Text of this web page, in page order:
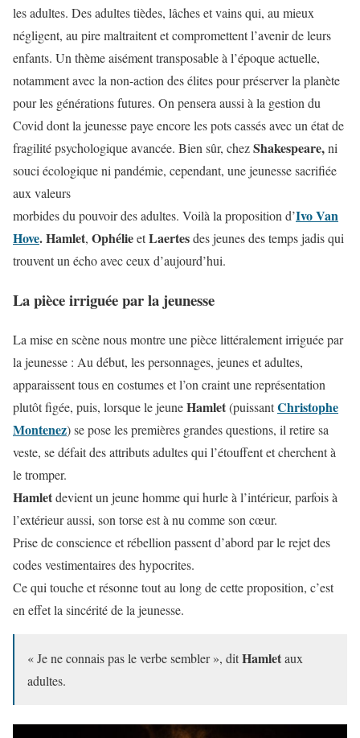
les adultes. Des adultes tièdes, lâches et vains qui, au mieux
négligent, au pire maltraitent et compromettent l’avenir de leurs
enfants. Un thème aisément transposable à l’époque actuelle,
notamment avec la non-action des élites pour préserver la planète
pour les générations futures. On pensera aussi à la gestion du
Covid dont la jeunesse paye encore les pots cassés avec un état de
fragilité psychologique avancée. Bien sûr, chezShakespeare,ni
souci écologique ni pandémie, cependant, une jeunesse sacrifiée
aux valeurs
morbides du pouvoir des adultes. Voilà la proposition d’Ivo Van
Hove. Hamlet, OphélieetLaertesdes jeunes des temps jadis qui
trouvent un écho avec ceux d’aujourd’hui.
La pièce irriguée par la jeunesse
La mise en scène nous montre une pièce littéralement irriguée par
la jeunesse : Au début, les personnages, jeunes et adultes,
apparaissent tous en costumes et l’on craint une représentation
plutôt figée, puis, lorsque le jeuneHamlet(puissantChristophe
Montenez) se pose les premières grandes questions, il retire sa
veste, se défait des attributs adultes qui l’étouffent et cherchent à
le tromper.
Hamletdevient un jeune homme qui hurle à l’intérieur, parfois à
l’extérieur aussi, son torse est à nu comme son cœur.
Prise de conscience et rébellion passent d’abord par le rejet des
codes vestimentaires des hypocrites.
Ce qui touche et résonne tout au long de cette proposition, c’est
en effet la sincérité de la jeunesse.
« Je ne connais pas le verbe sembler », ditHamletaux
adultes.